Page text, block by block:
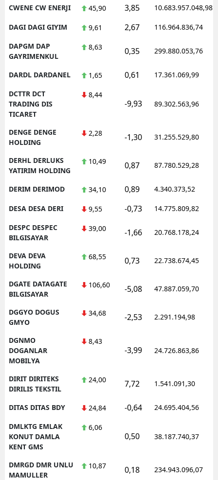
CWENE CW ENERJI 45,90 3,85 10.683.957.048,98
DAGI DAGI GIYIM 9,61 2,67 116.964.836,74
DAPGM DAP
GAYRIMENKUL
8,63 0,35 299.880.053,76
DARDL DARDANEL 1,65 0,61 17.361.069,99
DCTTR DCT
TRADING DIS
TICARET
8,44
-9,93 89.302.563,96
DENGE DENGE
HOLDING
2,28 -1,30 31.255.529,80
DERHL DERLUKS
YATIRIM HOLDING
10,49 0,87 87.780.529,28
DERIM DERIMOD 34,10 0,89 4.340.373,52
DESA DESA DERI 9,55 -0,73 14.775.809,82
DESPC DESPEC
BILGISAYAR
39,00 -1,66 20.768.178,24
DEVA DEVA
HOLDING
68,55 0,73 22.738.674,45
DGATE DATAGATE
BILGISAYAR
106,60 -5,08 47.887.059,70
DGGYO DOGUS
GMYO
34,68 -2,53 2.291.194,98
DGNMO
DOGANLAR
MOBILYA
8,43
-3,99 24.726.863,86
DIRIT DIRITEKS
DIRILIS TEKSTIL
24,00 7,72 1.541.091,30
DITAS DITAS BDY 24,84 -0,64 24.695.404,56
DMLKTG EMLAK
KONUT DAMLA
KENT GMS
6,06
0,50 38.187.740,37
DMRGD DMR UNLU
MAMULLER
10,87 0,18 234.943.096,07